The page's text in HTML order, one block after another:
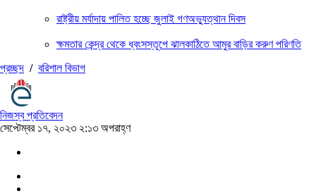
রাষ্ট্রীয় মর্যাদায় পালিত হচ্ছে জুলাই গণঅভ্যুত্থান দিবস
ক্ষমতার কেন্দ্র থেকে ধ্বংসস্তূপে ঝালকাঠিতে আমুর বাড়ির করুণ পরিণতি
প্রচ্ছদ / বরিশাল বিভাগ
নিজস্ব প্রতিবেদন
সেপ্টেম্বর ১৭, ২০২৩ ২:১৩ অপরাহ্ণ